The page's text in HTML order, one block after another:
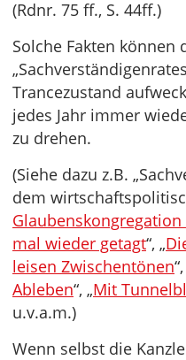
(Rdnr. 75 ff., S. 44ff.)
Solche Fakten können
Trancezustand
jedes Jahr immer
zu drehen.
(Siehe dazu z.B.
dem
mal wieder getagt“, „
leisen Zwischentönen
Ableben“, „Mit
u.v.a.m.)
Wenn selbst die